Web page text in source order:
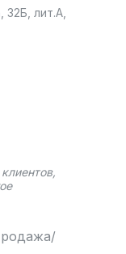
32Б, лит.А,